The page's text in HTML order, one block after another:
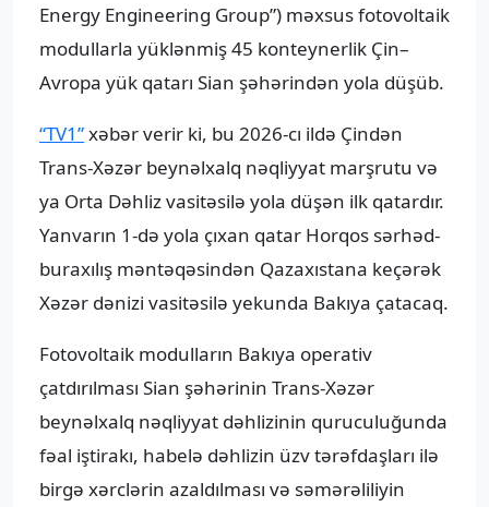
Energy Engineering Group”) məxsus fotovoltaik
modullarla yüklənmiş 45 konteynerlik Çin–
Avropa yük qatarı Sian şəhərindən yola düşüb.
“TV1”xəbər verir ki, bu 2026-cı ildə Çindən
Trans-Xəzər beynəlxalq nəqliyyat marşrutu və
ya Orta Dəhliz vasitəsilə yola düşən ilk qatardır.
Yanvarın 1-də yola çıxan qatar Horqos sərhəd-
buraxılış məntəqəsindən Qazaxıstana keçərək
Xəzər dənizi vasitəsilə yekunda Bakıya çatacaq.
Fotovoltaik modulların Bakıya operativ
çatdırılması Sian şəhərinin Trans-Xəzər
beynəlxalq nəqliyyat dəhlizinin quruculuğunda
fəal iştirakı, habelə dəhlizin üzv tərəfdaşları ilə
birgə xərclərin azaldılması və səmərəliliyin